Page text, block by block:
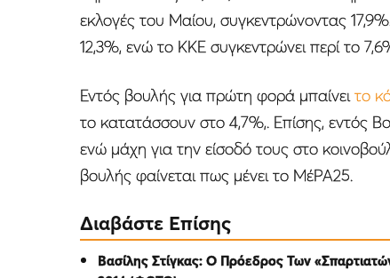
εκλογές του Μαίου, συγκεντρώνοντας
12,3%, ενώ το ΚΚΕ συγκεντρώνει περί το
Εντός βουλής για πρώτη φορά μπαίνειτο
το κατατάσσουν στο 4,7%,. Επίσης, εντός
ενώ μάχη για την είσοδό τους στο
βουλής φαίνεται πως μένει το ΜέΡΑ25.
Διαβάστε Επίσης
Βασίλης Στίγκας: Ο Πρόεδρος Των